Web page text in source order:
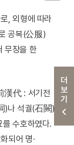
더보기
, 외형에 따라
공복(公服)
무장을 한
漢代 : 서기전
)나 석궐(石闕)
수호하였다.
되어 명·